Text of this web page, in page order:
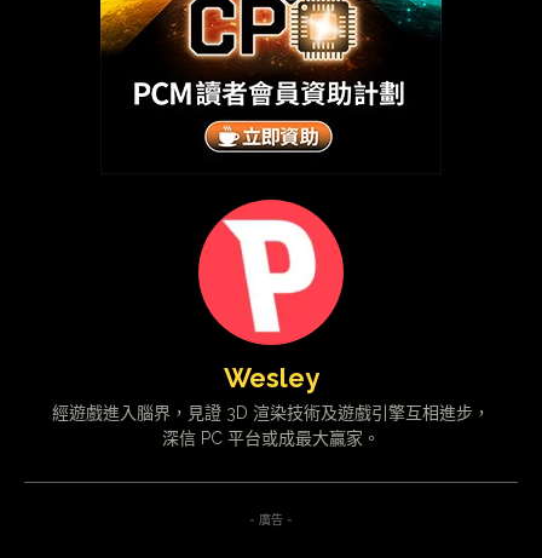
Wesley
經遊戲進入腦界，見證 3D 渲染技術及遊戲引擎互相進步，
深信 PC 平台或成最大贏家。
- 廣告 -